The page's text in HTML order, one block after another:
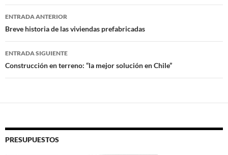
Navegador
de
entradas
ENTRADA ANTERIOR
Breve historia de las viviendas prefabricadas
ENTRADA SIGUIENTE
Construcción en terreno: “la mejor solución en Chile”
PRESUPUESTOS